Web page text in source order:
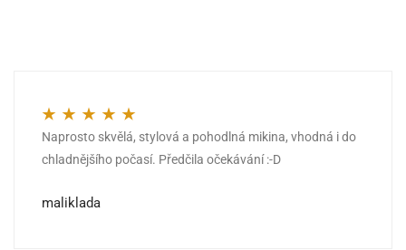
Hodnocení 5z 5
Naprosto skvělá, stylová a pohodlná mikina, vhodná i do
chladnějšího počasí. Předčila očekávání :-D
maliklada